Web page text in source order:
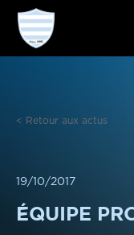
Aller
contenu
< Retour aux actus
19/10/2017
ÉQUIPE